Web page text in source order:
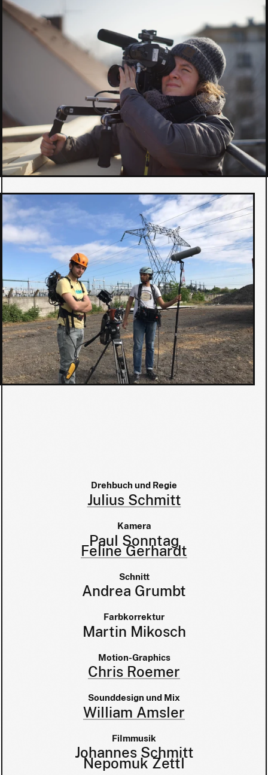
Drehbuch und Regie
Julius Schmitt
Kamera
Paul Sonntag
Feline Gerhardt
Schnitt
Andrea Grumbt
Farbkorrektur
Martin Mikosch
Motion-Graphics
Chris Roemer
Sounddesign und Mix
William Amsler
Filmmusik
Johannes Schmitt
Nepomuk Zettl